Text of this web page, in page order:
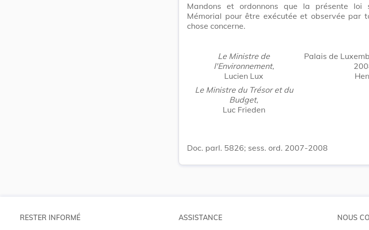
Mandons et ordonnons que la présente loi
Mémorial pour être exécutée et observée par
chose concerne.
Le Ministre de
l'Environnement,
Lucien Lux
Le Ministre du Trésor et du
Budget,
Luc Frieden
Palais de
Doc. parl. 5826; sess. ord. 2007-2008
RESTER INFORMÉ ASSISTANCE NOUS